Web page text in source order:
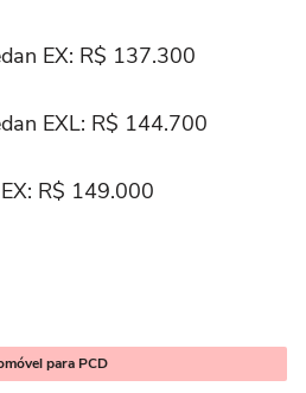
EX: R$ 137.300
EXL: R$ 144.700
R$ 149.000
para PCD